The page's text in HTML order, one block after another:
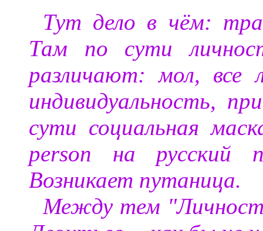
Тут дело в чём:
Там по сути
различают: мол, все
индивидуальность,
сути социальная
person на русский
Возникает путаница.
Между тем